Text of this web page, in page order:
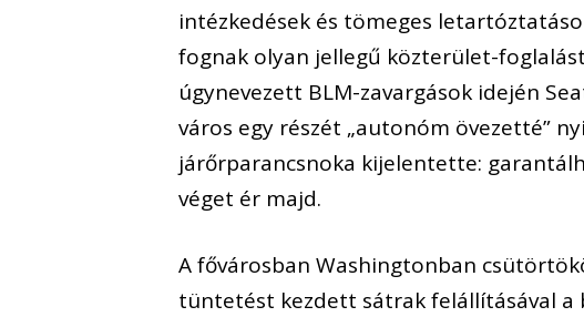
intézkedések és tömeges
fognak olyan jellegű közterület-
úgynevezett BLM-zavargások idején
város egy részét „autonóm övezetté”
járőrparancsnoka kijelentette:
véget ér majd.
A fővárosban Washingtonban
tüntetést kezdett sátrak felállításával a